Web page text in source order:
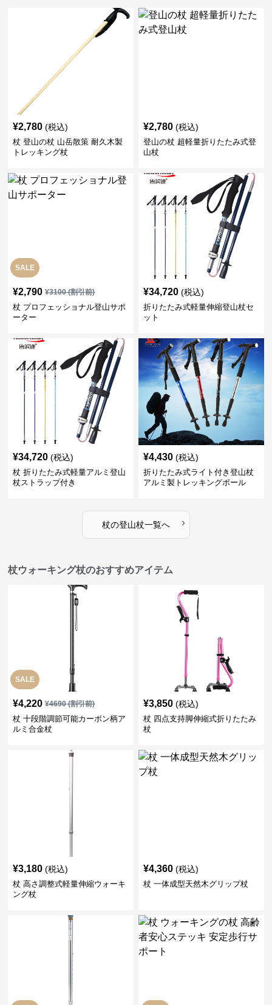
¥2,780 (税込)
杖 登山の杖 山岳散策 耐久木製
トレッキング杖
¥2,780 (税込)
登山の杖 超軽量折りたたみ式登
山杖
SALE
¥2,790 ¥3100(割引前)
杖 プロフェッショナル登山サポ
ーター
¥34,720 (税込)
折りたたみ式軽量伸縮登山杖セ
ット
¥34,720 (税込)
杖 折りたたみ式軽量アルミ登山
杖ストラップ付き
¥4,430 (税込)
折りたたみ式ライト付き登山杖
アルミ製トレッキングポール
杖の登山杖一覧へ ›
杖ウォーキング杖のおすすめアイテム
SALE
¥4,220 ¥4690(割引前)
杖 十段階調節可能カーボン柄ア
ルミ合金杖
¥3,850 (税込)
杖 四点支持脚伸縮式折りたたみ
杖
¥3,180 (税込)
杖 高さ調整式軽量伸縮ウォーキ
ング杖
¥4,360 (税込)
杖 一体成型天然木グリップ杖